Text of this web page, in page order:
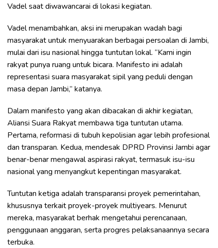
Vadel saat diwawancarai di lokasi kegiatan.
Vadel menambahkan, aksi ini merupakan wadah bagi
masyarakat untuk menyuarakan berbagai persoalan di Jambi,
mulai dari isu nasional hingga tuntutan lokal. “Kami ingin
rakyat punya ruang untuk bicara. Manifesto ini adalah
representasi suara masyarakat sipil yang peduli dengan
masa depan Jambi,” katanya.
Dalam manifesto yang akan dibacakan di akhir kegiatan,
Aliansi Suara Rakyat membawa tiga tuntutan utama.
Pertama, reformasi di tubuh kepolisian agar lebih profesional
dan transparan. Kedua, mendesak DPRD Provinsi Jambi agar
benar-benar mengawal aspirasi rakyat, termasuk isu-isu
nasional yang menyangkut kepentingan masyarakat.
Tuntutan ketiga adalah transparansi proyek pemerintahan,
khususnya terkait proyek-proyek multiyears. Menurut
mereka, masyarakat berhak mengetahui perencanaan,
penggunaan anggaran, serta progres pelaksanaannya secara
terbuka.